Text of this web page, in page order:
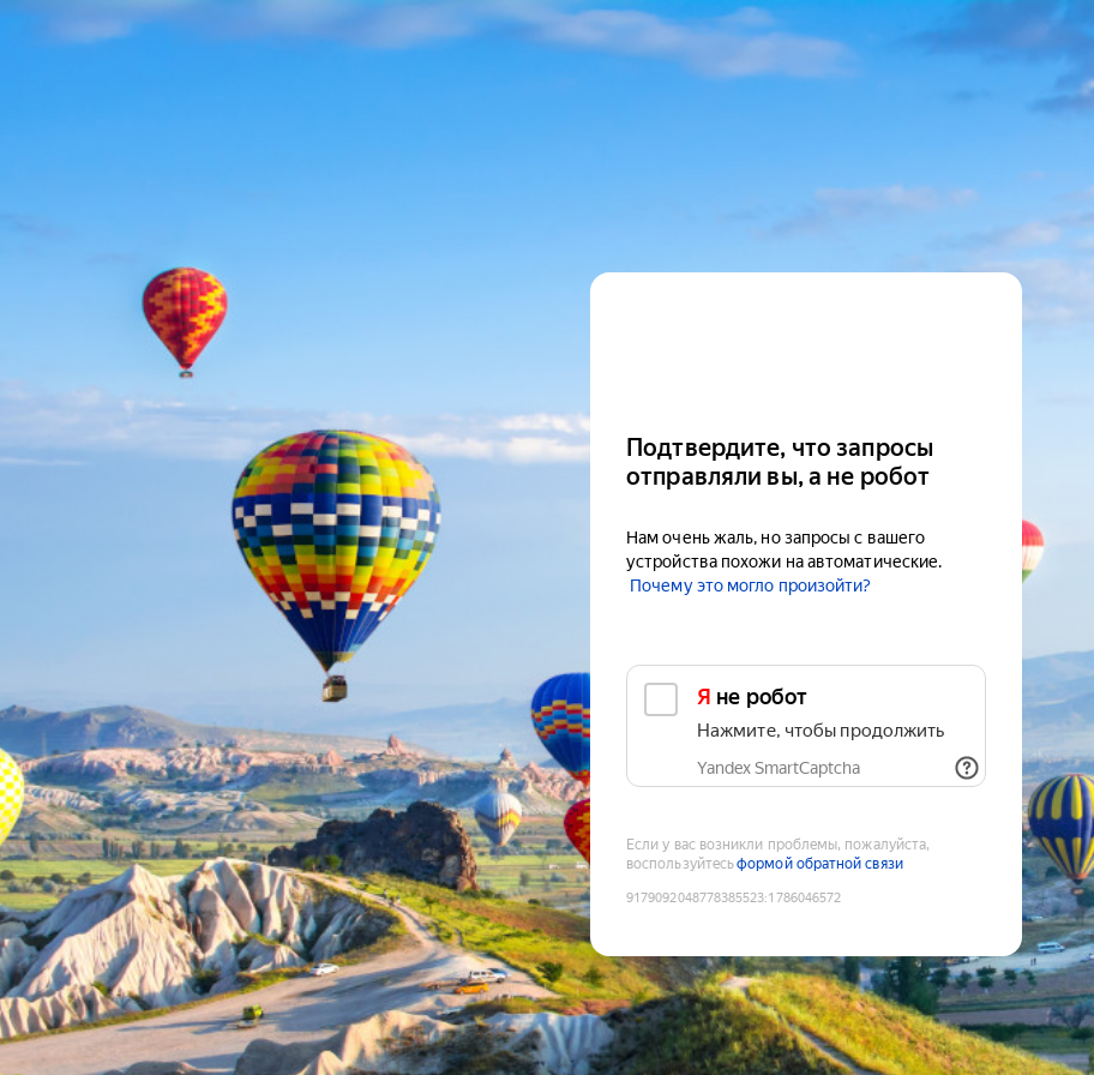
Подтвердите, что запросы
отправляли вы, а не робот
Нам очень жаль, но запросы с вашего
устройства похожи на автоматические.
Почему это могло произойти?
Я не робот
Нажмите, чтобы продолжить
Yandex SmartCaptcha
Если у вас возникли проблемы, пожалуйста,
воспользуйтесьформой обратной связи
9179092048778385523:1786046572